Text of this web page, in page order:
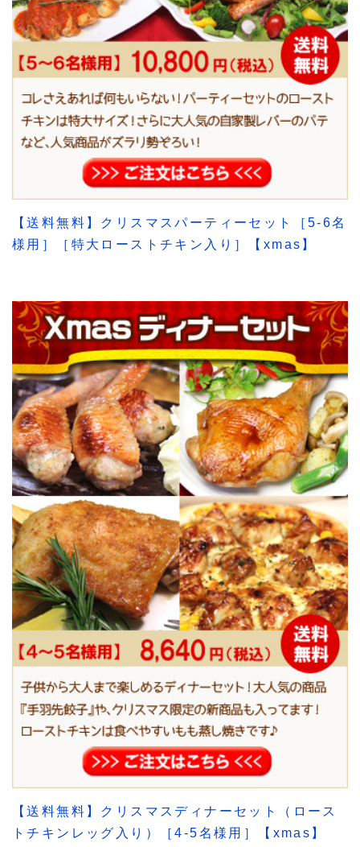
【送料無料】クリスマスパーティーセット［5-6名
様用］［特大ローストチキン入り］【xmas】
【送料無料】クリスマスディナーセット（ロース
トチキンレッグ入り）［4-5名様用］【xmas】